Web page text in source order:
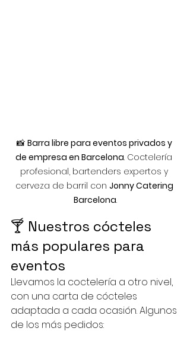
📸 Barra libre para eventos privados y
de empresa en Barcelona. Coctelería
profesional, bartenders expertos y
cerveza de barril con Jonny Catering
Barcelona.
🍸 Nuestros cócteles
más populares para
eventos
Llevamos la coctelería a otro nivel,
con una carta de cócteles
adaptada a cada ocasión. Algunos
de los más pedidos: